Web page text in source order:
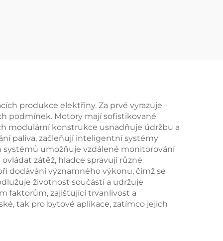
produkce elektřiny. Za prvé vyrazuje
podmínek. Motory mají sofistikované
modulární konstrukce usnadňuje údržbu a
paliva, začleňují inteligentní systémy
systémů umožňuje vzdálené monitorování
zátěž, hladce spravují různé
dodávání významného výkonu, čímž se
životnost součástí a udržuje
faktorům, zajišťující trvanlivost a
tak pro bytové aplikace, zatímco jejich